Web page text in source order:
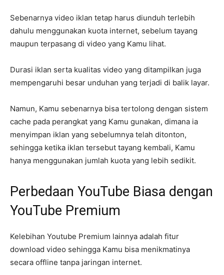
Sebenarnya video iklan tetap harus diunduh terlebih
dahulu menggunakan kuota internet, sebelum tayang
maupun terpasang di video yang Kamu lihat.
Durasi iklan serta kualitas video yang ditampilkan juga
mempengaruhi besar unduhan yang terjadi di balik layar.
Namun, Kamu sebenarnya bisa tertolong dengan sistem
cache pada perangkat yang Kamu gunakan, dimana ia
menyimpan iklan yang sebelumnya telah ditonton,
sehingga ketika iklan tersebut tayang kembali, Kamu
hanya menggunakan jumlah kuota yang lebih sedikit.
Perbedaan YouTube Biasa dengan
YouTube Premium
Kelebihan Youtube Premium lainnya adalah fitur
download video sehingga Kamu bisa menikmatinya
secara offline tanpa jaringan internet.